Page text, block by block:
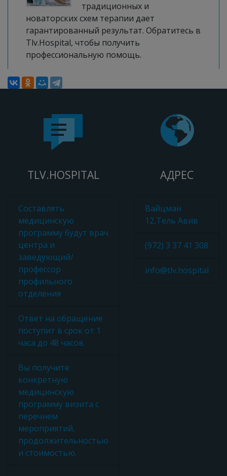
традиционных и
новаторских схем терапии дает
гарантированный результат. Обратитесь в
Tlv.Hospital, чтобы получить
профессиональную помощь.
TLV.HOSPITAL
Составлять
медицинскую
программу будут врач
центра и
заведующий/
профессор
профильного
отделения
Ответ на обращение
поступит в срок от 1
часа до 48 часов.
Вы получите
конкретную
медицинскую
программу визита с
перечнем
мероприятий,
продолжительностью
и стоимостью.
АДРЕС
Вайцман
12,Тель Авив
(972) 3 37 41 308
info@tlv.hospital